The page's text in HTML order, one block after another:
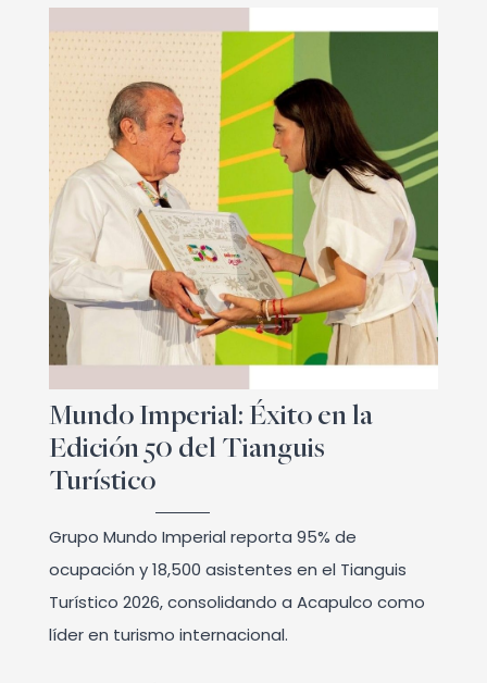
Mundo Imperial: Éxito en la
Edición 50 del Tianguis
Turístico
Grupo Mundo Imperial reporta 95% de
ocupación y 18,500 asistentes en el Tianguis
Turístico 2026, consolidando a Acapulco como
líder en turismo internacional.